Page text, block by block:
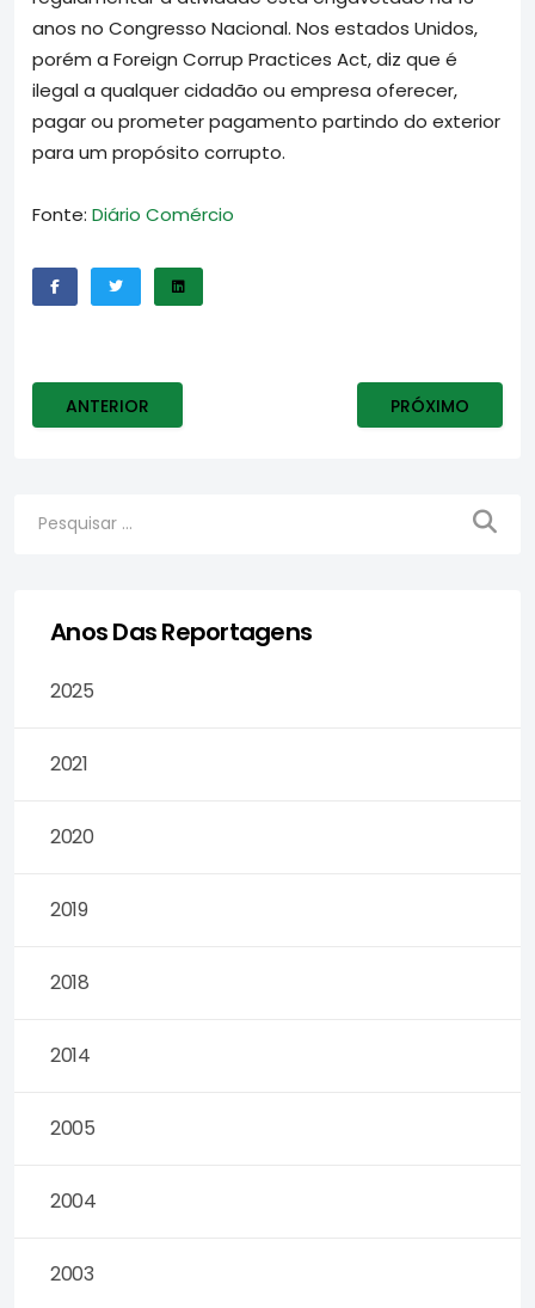
anos no Congresso Nacional. Nos estados Unidos,
porém a Foreign Corrup Practices Act, diz que é
ilegal a qualquer cidadão ou empresa oferecer,
pagar ou prometer pagamento partindo do exterior
para um propósito corrupto.
Fonte: Diário Comércio
ARTIGO ANTERIOR: COCA-COLA É ACUSADA DE USAR
ANTERIOR PRÓXIMO
PRÓXIMO
Anos Das Reportagens
2025
2021
2020
2019
2018
2014
2005
2004
2003